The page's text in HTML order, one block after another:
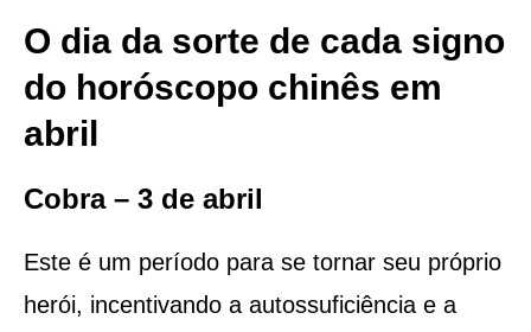
O dia da sorte de cada signo
do horóscopo chinês em
abril
Cobra – 3 de abril
Este é um período para se tornar seu próprio
herói, incentivando a autossuficiência e a